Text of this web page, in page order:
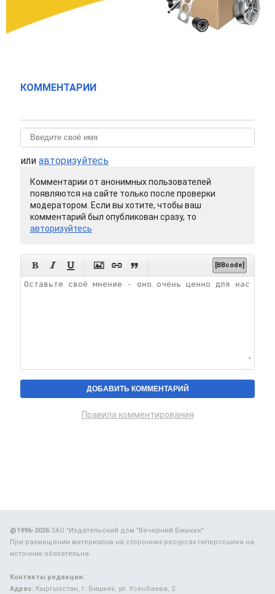
КОММЕНТАРИИ
или авторизуйтесь
Комментарии от анонимных пользователей
появляются на сайте только после проверки
модератором. Если вы хотите, чтобы ваш
комментарий был опубликован сразу, то
авторизуйтесь
      [BBcode]
Правила комментирования
@1996-2026ЗАО "Издательский дом "Вечерний Бишкек"
При размещении материалов на сторонних ресурсах гиперссылка на
источник обязательна.
Контакты редакции:
Адрес: Кыргызстан, г. Бишкек, ул. Усенбаева, 2.